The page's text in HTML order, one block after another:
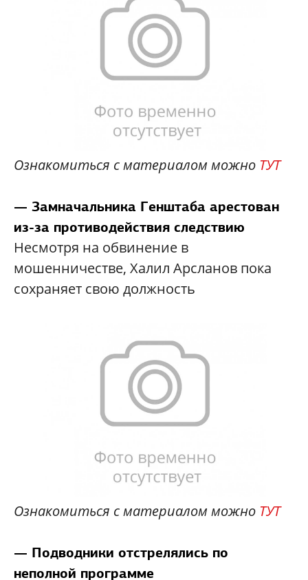
Ознакомиться с материалом можно ТУТ
— Замначальника Генштаба арестован
из-за противодействия следствию
Несмотря на обвинение в
мошенничестве, Халил Арсланов пока
сохраняет свою должность
Ознакомиться с материалом можно ТУТ
— Подводники отстрелялись по
неполной программе